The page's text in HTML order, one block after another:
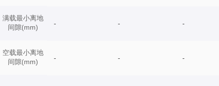
满载最小离地
间隙(mm)
空载最小离地
间隙(mm)
- - -
- - -